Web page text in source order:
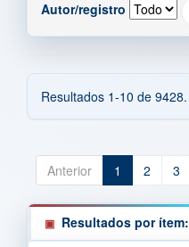
Autor/registro
Resultados 1-10 de 9428.
Anterior 1 2 3
Resultados por ítem: